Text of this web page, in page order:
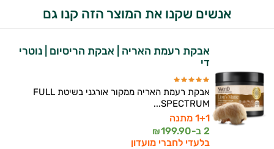
אנשים שקנו את המוצר הזה קנו גם
אבקת רעמת האריה | אבקת הריסיום | נוטרי
די
אבקת רעמת האריה ממקור אורגני בשיטת FULL
SPECTRUM...
1+1 מתנה
2 ב-
199.90
₪
בלעדי לחברי מועדון
ולמצב הגופני שלך, ולהסביר לך אילו רכיבים
המטרה שלי היא להתאים עבורך המלצות
אישיות מבוססות מדעית.
זה הזמן להתחיל. איך אוכל לעזור?